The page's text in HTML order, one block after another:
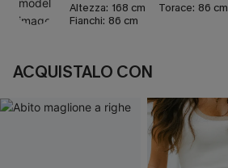
Altezza: 168 cm Torace: 86 cm
Fianchi: 86 cm
ACQUISTALO CON